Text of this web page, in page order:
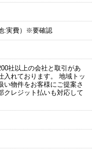
:実費）※要確認
社以上の会社と取引があ
入れております。 地域トッ
い物件をお客様にご提案さ
クレジット払いも対応して